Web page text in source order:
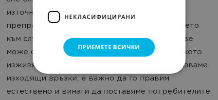
източниците на информация, към които
препращаме потребителите си. Препращането
към случайни, нерелевантни или спам сайтове
може сериозно да навреди на потребителското
изживяване и класирането ни. Когато използваме
изходящи връзки, е важно да го правим
естествено и винаги да поставяме потребителите
НЕКЛАСИФИЦИРАНИ
ПРИЕМЕТЕ ВСИЧКИ